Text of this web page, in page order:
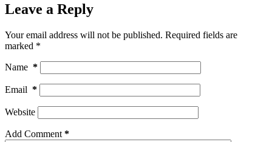
Leave a Reply
Your email address will not be published. Required fields are
marked *
Name *
Email *
Website
Add Comment *